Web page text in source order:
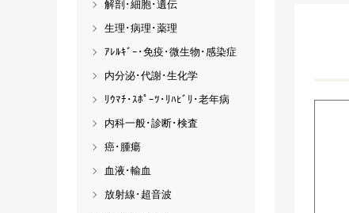
解剖･細胞･遺伝
生理･病理･薬理
ｱﾚﾙｷﾞｰ･免疫･微生物･感染症
内分泌･代謝･生化学
ﾘｳﾏﾁ･ｽﾎﾟｰﾂ･ﾘﾊﾋﾞﾘ･老年病
内科一般･診断･検査
癌･腫瘍
血液･輸血
放射線･超音波